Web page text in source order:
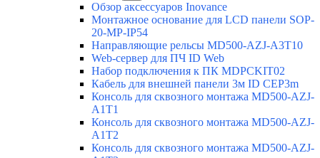
Обзор аксессуаров Inovance
Монтажное основание для LCD панели SOP-
20-MP-IP54
Направляющие рельсы MD500-AZJ-A3T10
Web-сервер для ПЧ ID Web
Набор подключения к ПК MDPCKIT02
Кабель для внешней панели 3м ID CEP3m
Консоль для сквозного монтажа MD500-AZJ-
A1T1
Консоль для сквозного монтажа MD500-AZJ-
A1T2
Консоль для сквозного монтажа MD500-AZJ-